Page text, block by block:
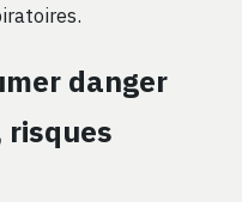
danger
risques